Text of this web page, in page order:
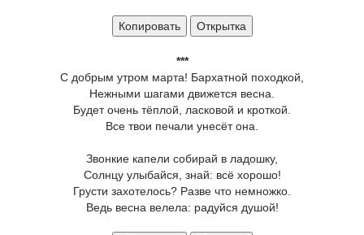
Копировать Открытка
***
С добрым утром марта! Бархатной походкой,
Нежными шагами движется весна.
Будет очень тёплой, ласковой и кроткой.
Все твои печали унесёт она.
Звонкие капели собирай в ладошку,
Солнцу улыбайся, знай: всё хорошо!
Грусти захотелось? Разве что немножко.
Ведь весна велела: радуйся душой!